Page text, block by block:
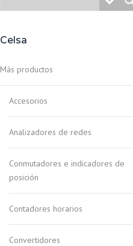
Celsa
Más productos
Accesorios
Analizadores de redes
Conmutadores e indicadores de
posición
Contadores horarios
Convertidores